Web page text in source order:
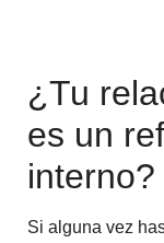
¿Tu
es un
interno?
Si alguna vez